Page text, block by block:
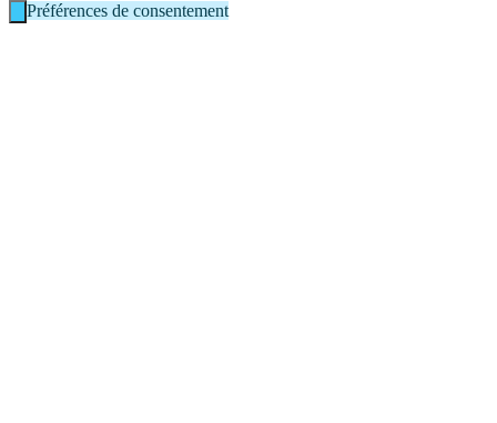
Préférences de consentement